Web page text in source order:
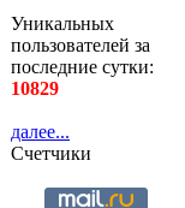
Уникальных
пользователей за
последние сутки:
10829
далее...
Счетчики